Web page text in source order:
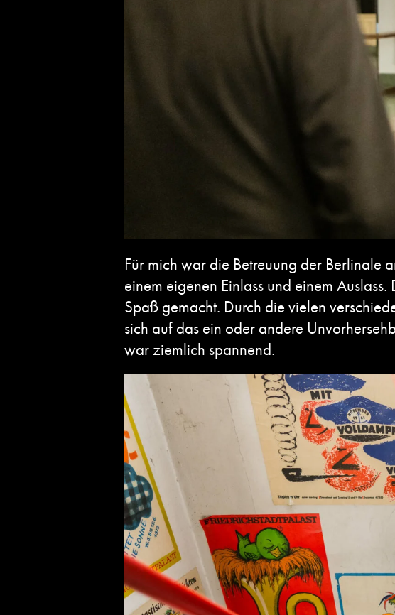
Für mich war die Betreuung der Berlinale
einem eigenen Einlass und einem
Spaß gemacht. Durch die vielen
sich auf das ein oder andere
war ziemlich spannend.